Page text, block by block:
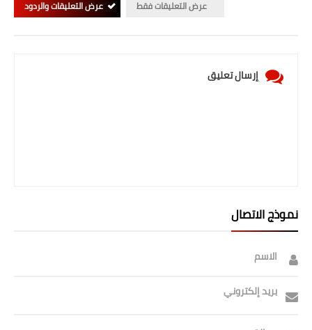
عرض التعليقات فقط
عرض التعليقات والردود
إرسال تعليق
نموذج الاتصال
الاسم
بريد إلكتروني